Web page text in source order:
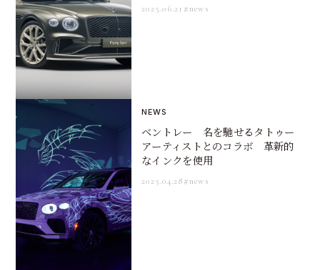
2025.06.21 #news
NEWS
ベントレー 名を馳せるタトゥー
アーティストとのコラボ 革新的
なインクを使用
2025.04.28#news